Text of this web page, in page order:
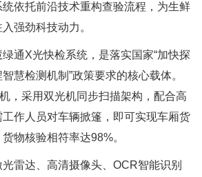
依托前沿技术重构查验流程，为生鲜
强劲科技动力。
通X光快检系统，是落实国家“加快探
慧检测机制”政策要求的核心载体。
，采用双光机同步扫描架构，配合高
作人员对车辆掀篷，即可实现车厢货
物核验相符率达98%。
雷达、高清摄像头、OCR智能识别